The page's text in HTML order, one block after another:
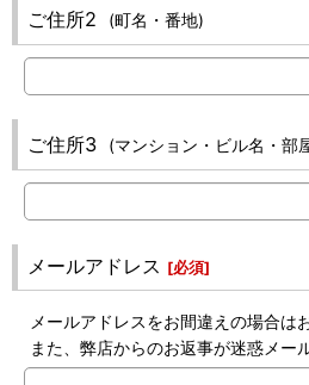
ご住所2 (町名・番地)
ご住所3 (マンション・ビル名・部
メールアドレス [必須]
メールアドレスをお間違えの場合は
また、弊店からのお返事が迷惑メー